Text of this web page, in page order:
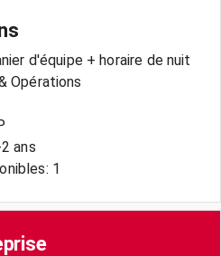
d'équipe + horaire de nuit
Opérations
ans
1